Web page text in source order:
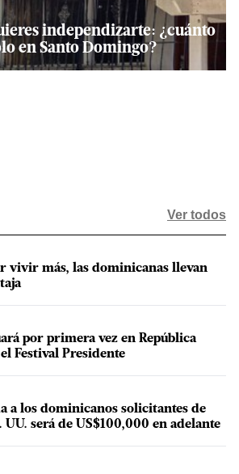
independizarte: ¿cuánto
en Santo Domingo?
Ver todos
vivir más, las dominicanas llevan
por primera vez en República
Festival Presidente
a los dominicanos solicitantes de
UU. será de US$100,000 en adelante